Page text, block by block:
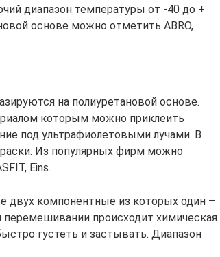
диапазон температуры от -40 до +
основе можно отметить ABRO,
на полиуретановой основе.
которым можно приклеить
под ультрафиолетовыми лучами. В
Из популярных фирм можно
Eins.
двух компонентные из которых один –
происходит химическая
густеть и застывать. Диапазон